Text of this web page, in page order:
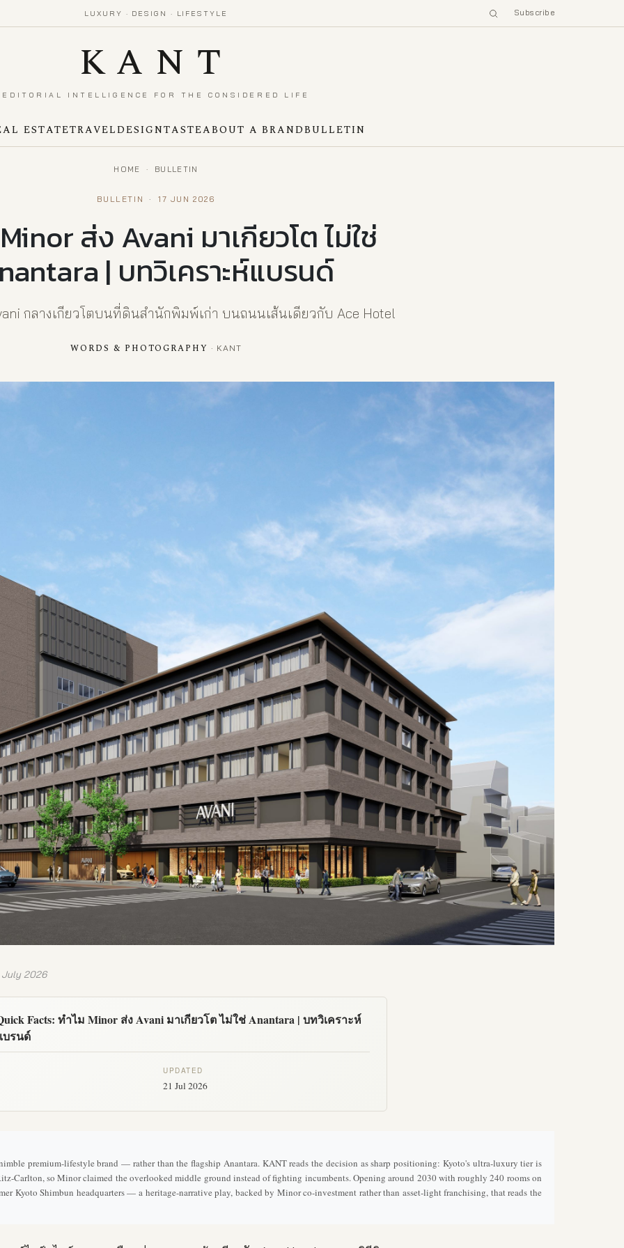
LUXURY · DESIGN · LIFESTYLE Subscribe
KANT
EDITORIAL INTELLIGENCE FOR THE CONSIDERED LIFE
ESTATETRAVELDESIGNTASTEABOUT A BRANDBULLETIN
HOME · BULLETIN
BULLETIN · 17 JUN 2026
ส่ง Avani มาเกียวโต ไม่ใช่
| บทวิเคราะห์แบรนด์
กลางเกียวโตบนที่ดินสำนักพิมพ์เก่า บนถนนเส้นเดียวกับ Ace Hotel
WORDS & PHOTOGRAPHY · KANT
July 2026
Facts: ทำไม Minor ส่ง Avani มาเกียวโต ไม่ใช่ Anantara | บทวิเคราะห์
รนด์
UPDATED
21 Jul 2026
premium-lifestyle brand — rather than the flagship Anantara. KANT reads the decision as sharp positioning: Kyoto's ultra-luxury tier is
Carlton, so Minor claimed the overlooked middle ground instead of fighting incumbents. Opening around 2030 with roughly 240 rooms on
Kyoto Shimbun headquarters — a heritage-narrative play, backed by Minor co-investment rather than asset-light franchising, that reads the